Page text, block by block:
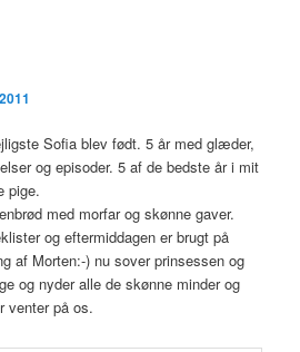
Sofia blev født. 5 år med glæder,
og episoder. 5 af de bedste år i mit
pige.
med morfar og skønne gaver.
og eftermiddagen er brugt på
af Morten:-) nu sover prinsessen og
og nyder alle de skønne minder og
venter på os.